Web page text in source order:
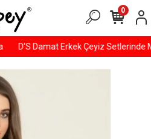
D'S Damat Erkek Çeyiz Setlerinde
0